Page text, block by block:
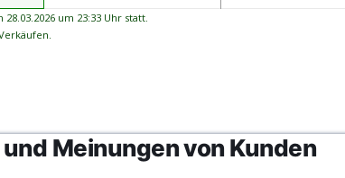
entfernen, ohne die
um 23:33 Uhr statt.
Meinungen von Kunden